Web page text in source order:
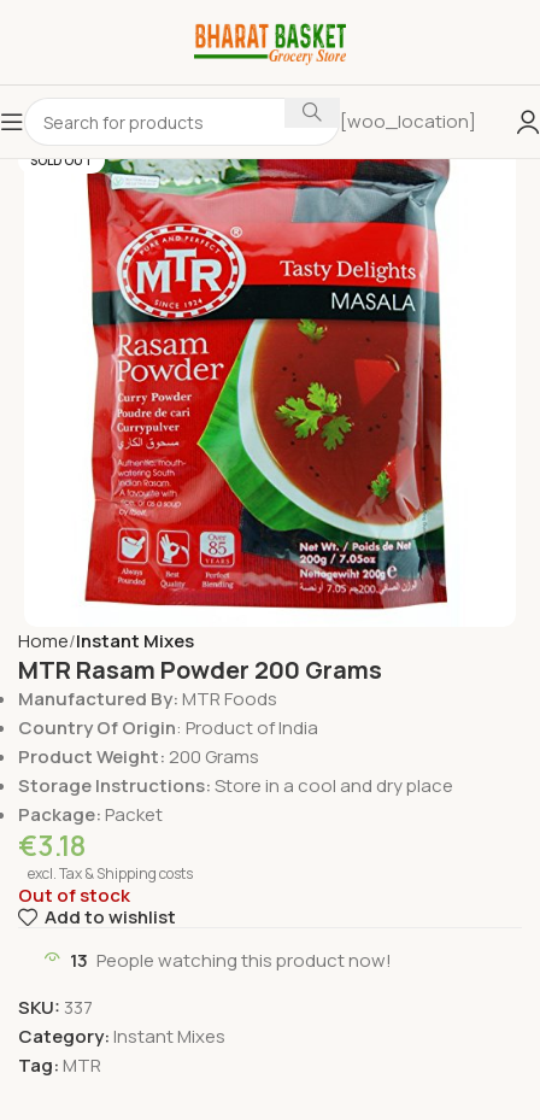
[woo_location]
SOLD OUT
Home Instant Mixes
MTR Rasam Powder 200 Grams
Manufactured By: MTR Foods
Country Of Origin: Product of India
Product Weight: 200 Grams
Storage Instructions:Store in a cool and dry place
Package: Packet
€3.18
excl. Tax & Shipping costs
Out of stock
Add to wishlist
13 People watching this product now!
SKU: 337
Category: Instant Mixes
Tag: MTR